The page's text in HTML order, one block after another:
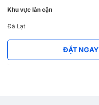
Khu vực lân cận
Đà Lạt
ĐẶT NGAY